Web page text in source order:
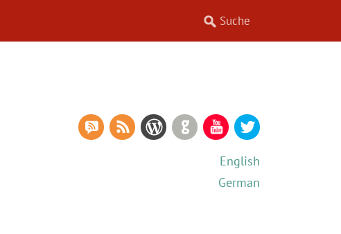
YouTube
GitHub
WordPress
RSS Feed
RSS Comments
English
German